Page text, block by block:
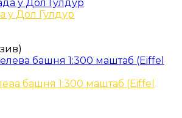
у Дол Гулдур
башня 1:300 маштаб (Eiffel